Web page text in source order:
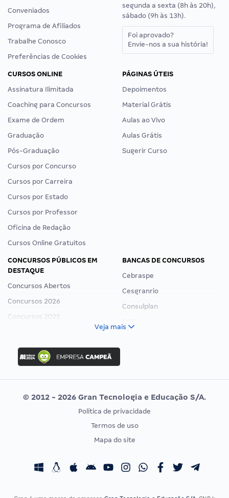
Conveniados
Programa de Afiliados
Trabalhe Conosco
Preferências de Cookies
segunda a sexta (8h às 20h),
sábado (9h às 13h).
Foi aprovado?
Envie-nos a sua história!
CURSOS ONLINE
Assinatura Ilimitada
Coaching para Concursos
Exame de Ordem
Graduação
Pós-Graduação
Cursos por Concurso
Cursos por Carreira
Cursos por Estado
Cursos por Professor
Oficina de Redação
Cursos Online Gratuitos
PÁGINAS ÚTEIS
Depoimentos
Material Grátis
Aulas ao Vivo
Aulas Grátis
Sugerir Curso
CONCURSOS PÚBLICOS EM
DESTAQUE
Concursos Abertos
Concursos 2026
Concursos 2025
Concurso Ibama
Concurso MPU
Editais publicados
BANCAS DE CONCURSOS
Cebraspe
Cesgranrio
Consulplan
Vunesp
CONCURSOS POR PROFISSÃO
Concursos Fiscais
EXAME DE ORDEM
Calendário OAB
Veja mais
© 2012 - 2026 Gran Tecnologia e Educação S/A.
Política de privacidade
Termos de uso
Mapa do site